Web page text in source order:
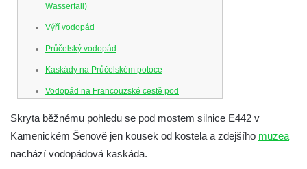
Wasserfall)
Výří vodopád
Průčelský vodopád
Kaskády na Průčelském potoce
Vodopád na Francouzské cestě pod
Vodopád u parkoviště hotelu U Kozičky v
Teplicích
Skryta běžnému pohledu se pod mostem silnice E442 v
Kamenickém Šenově jen kousek od kostela a zdejšího muzea
nachází vodopádová kaskáda.